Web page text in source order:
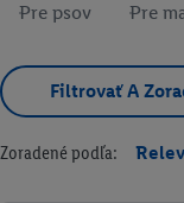
Pre psov Pre
Filtrovať A
Zoradené podľa: